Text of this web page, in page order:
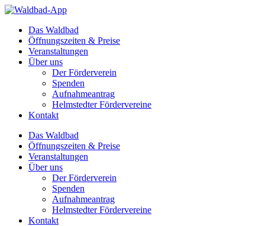
Zum
springenDas Waldbad
Öffnungszeiten & Preise
Veranstaltungen
Über uns
Der Förderverein
Spenden
Aufnahmeantrag
Helmstedter Fördervereine
Kontakt
Das Waldbad
Öffnungszeiten & Preise
Veranstaltungen
Über uns
Der Förderverein
Spenden
Aufnahmeantrag
Helmstedter Fördervereine
Kontakt